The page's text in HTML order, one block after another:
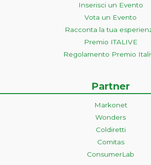
Inserisci un Evento
Vota un Evento
Racconta la tua
Premio ITALIVE
Regolamento Premio
Partner
Markonet
Wonders
Coldiretti
Comitas
ConsumerLab